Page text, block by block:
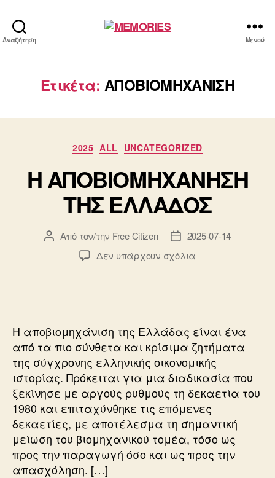
Αναζήτηση Μενού
Ετικέτα: ΑΠΟΒΙΟΜΗΧΑΝΙΣΗ
Κατηγορίες
2025 ALL UNCATEGORIZED
Η ΑΠΟΒΙΟΜΗΧΑΝΗΣΗ
ΤΗΣ ΕΛΛΑΔΟΣ
Συντάκτης
άρθρου
Από τον/την Free Citizen
Ημ.
δημοσίευσης
2025-07-14
Δεν υπάρχουν σχόλια
Η αποβιομηχάνιση της Ελλάδας είναι ένα
από τα πιο σύνθετα και κρίσιμα ζητήματα
της σύγχρονης ελληνικής οικονομικής
ιστορίας. Πρόκειται για μια διαδικασία που
ξεκίνησε με αργούς ρυθμούς τη δεκαετία του
1980 και επιταχύνθηκε τις επόμενες
δεκαετίες, με αποτέλεσμα τη σημαντική
μείωση του βιομηχανικού τομέα, τόσο ως
προς την παραγωγή όσο και ως προς την
απασχόληση. […]